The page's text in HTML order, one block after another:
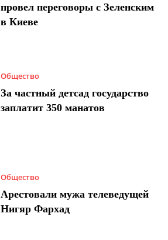
провел переговоры с Зеленским
в Киеве
Общество
За частный детсад государство
заплатит 350 манатов
Общество
Арестовали мужа телеведущей
Нигяр Фархад